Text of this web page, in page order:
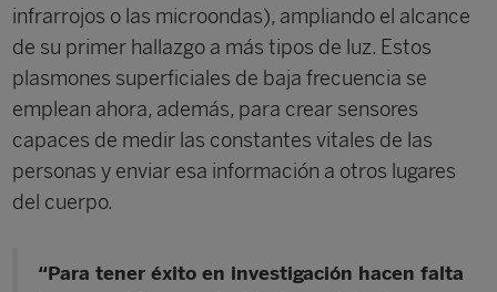
infrarrojos o las microondas), ampliando el alcance
de su primer hallazgo a más tipos de luz. Estos
plasmones superficiales de baja frecuencia se
emplean ahora, además, para crear sensores
capaces de medir las constantes vitales de las
personas y enviar esa información a otros lugares
del cuerpo.
“Para tener éxito en investigación hacen falta